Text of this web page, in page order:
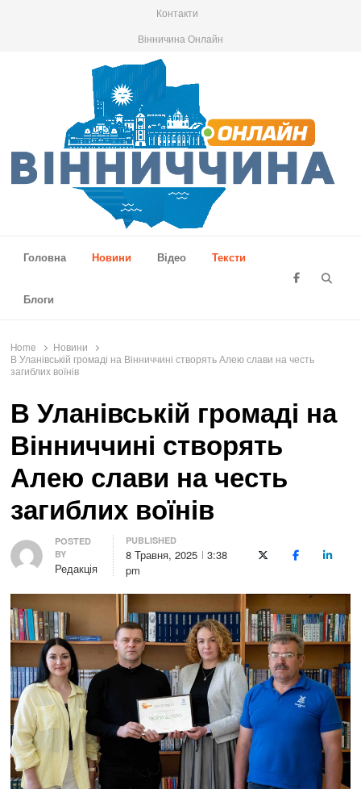
Контакти
Вінничина Онлайн
Головна
Новини Відео Тексти
Блоги
Home
Новини
В Уланівській громаді на Вінниччині створять Алею слави на честь
загиблих воїнів
В Уланівській громаді на
Вінниччині створять
Алею слави на честь
загиблих воїнів
Author
POSTED
BY
Редакція
PUBLISHED
8 Травня, 2025
3:38
pm
X (Twitter)Facebook